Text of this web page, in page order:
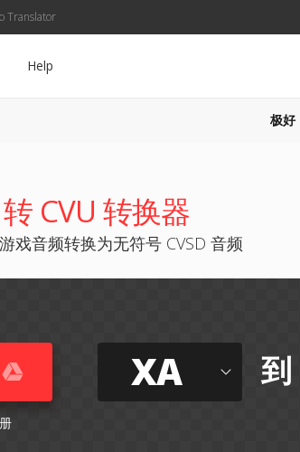
Translator
Help
极好
CVU 转换器
戏音频转换为无符号 CVSD 音频
XA 到